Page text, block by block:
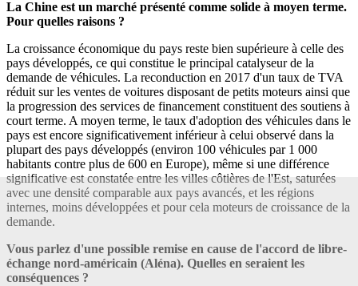
La Chine est un marché présenté comme solide à moyen terme.
Pour quelles raisons ?
La croissance économique du pays reste bien supérieure à celle des
pays développés, ce qui constitue le principal catalyseur de la
demande de véhicules. La reconduction en 2017 d'un taux de TVA
réduit sur les ventes de voitures disposant de petits moteurs ainsi que
la progression des services de financement constituent des soutiens à
court terme. A moyen terme, le taux d'adoption des véhicules dans le
pays est encore significativement inférieur à celui observé dans la
plupart des pays développés (environ 100 véhicules par 1 000
habitants contre plus de 600 en Europe), même si une différence
significative est constatée entre les villes côtières de l'Est, saturées
avec une densité comparable aux pays avancés, et les régions
internes, moins développées et pour cela moteurs de croissance de la
demande.
Vous parlez d'une possible remise en cause de l'accord de libre-
échange nord-américain (Aléna). Quelles en seraient les
conséquences ?